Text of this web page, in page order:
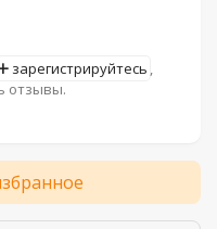
зарегистрируйтесь ,
отзывы.